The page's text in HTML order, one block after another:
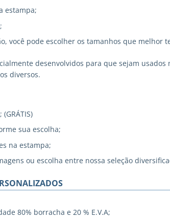
estampa;
você pode escolher os tamanhos que melhor
desenvolvidos para que sejam
diversos.
sua escolha;
na estampa;
ou escolha entre nossa seleção
80% borracha e 20 % E.V.A;